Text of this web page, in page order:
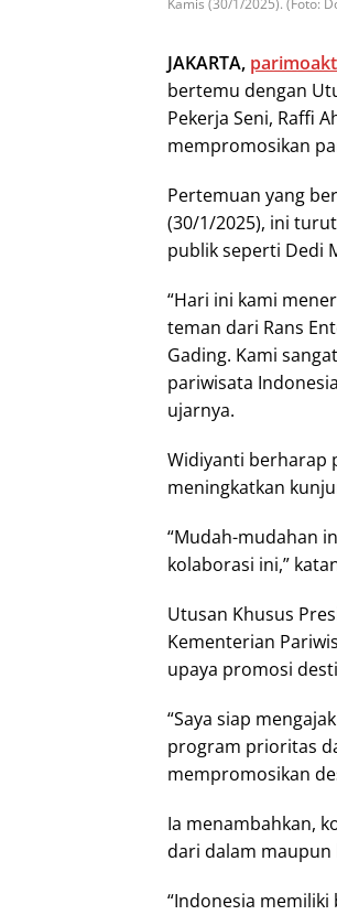
Kamis (30/1/2025). (Foto:
JAKARTA,
bertemu dengan
Pekerja Seni, Raffi
mempromosikan
Pertemuan yang
(30/1/2025), ini
publik seperti Dedi
“Hari ini kami
teman dari Rans
Gading. Kami
pariwisata
ujarnya.
Widiyanti berharap
meningkatkan
“Mudah-mudahan
kolaborasi ini,”
Utusan Khusus
Kementerian
upaya promosi
“Saya siap
program prioritas
mempromosikan
Ia menambahkan,
dari dalam maupun
“Indonesia memiliki